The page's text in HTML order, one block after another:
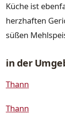
Küche ist
herzhaften
süßen
in der
Thann
Thann